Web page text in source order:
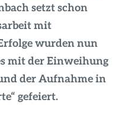
setzt schon
mit
wurden nun
mit der Einweihung
der Aufnahme in
gefeiert.